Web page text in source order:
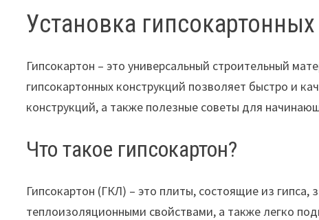
Установка
Гипсокартон – это универсальный строительный
гипсокартонных конструкций позволяет быстро и
конструкций, а также полезные советы для
Что такое гипсокартон?
Гипсокартон (ГКЛ) – это плиты, состоящие из
теплоизоляционными свойствами, а также легко